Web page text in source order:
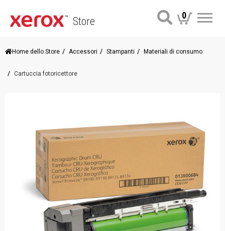
Store 0
Home dello Store Accessori Stampanti Materiali di consumo
Cartuccia fotoricettore